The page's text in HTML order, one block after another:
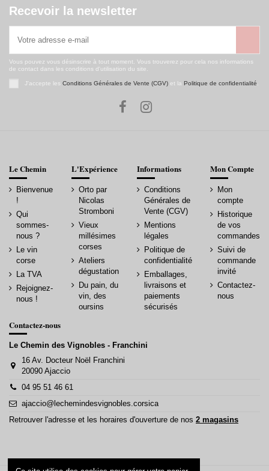
Recevoir la newsletter
Vous pouvez vous désinscrire à tout moment. Vous trouverez pour cela nos informations
de contact dans les conditions d'utilisation du site.
J'accepte les Conditions Générales de Vente (CGV)et la Politique de confidentialité
Le Chemin
Bienvenue
!
Qui
sommes-
nous ?
Le vin
corse
La TVA
Rejoignez-
nous !
L'Expérience
Orto par
Nicolas
Stromboni
Vieux
millésimes
corses
Ateliers
dégustation
Du pain, du
vin, des
oursins
Informations
Conditions
Générales de
Vente (CGV)
Mentions
légales
Politique de
confidentialité
Emballages,
livraisons et
paiements
sécurisés
Mon Compte
Mon
compte
Historique
de vos
commandes
Suivi de
commande
invité
Contactez-
nous
Contactez-nous
Le Chemin des Vignobles - Franchini
16 Av. Docteur Noël Franchini
20090 Ajaccio
04 95 51 46 61
ajaccio@lechemindesvignobles.corsica
Retrouver l'adresse et les horaires d'ouverture de nos 2 magasins